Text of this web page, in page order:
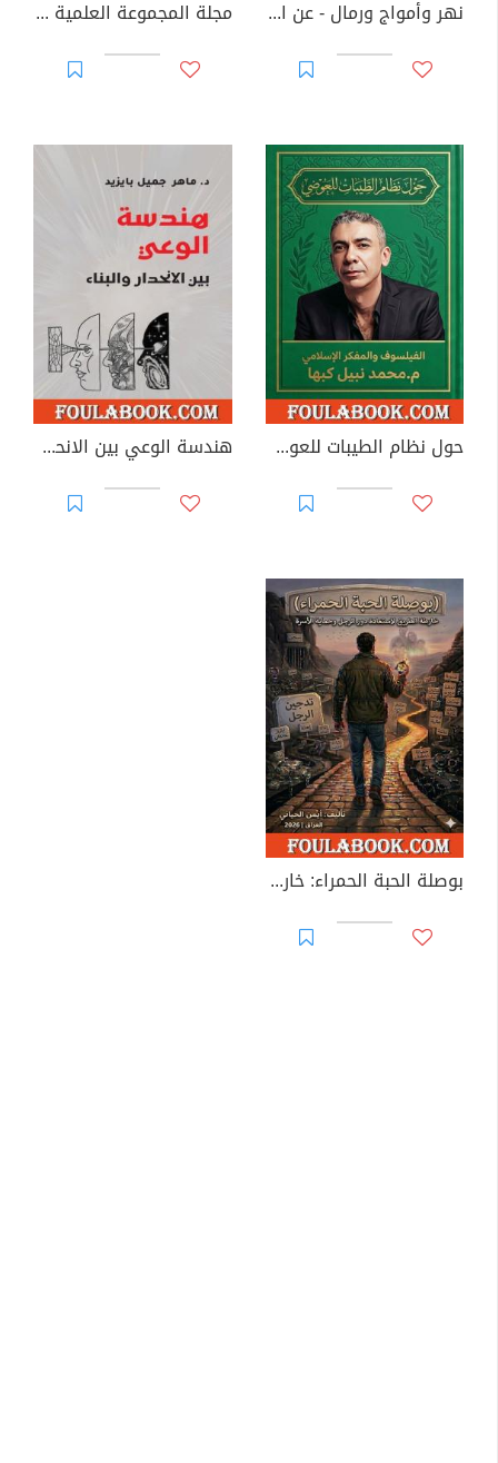
نهر وأمواج ورمال - عن الغربة والثقافة والمثقفين مجلة المجموعة العلمية - العدد الرابع
حول نظام الطيبات للعوضي هندسة الوعي بين الانحدار والبناء
بوصلة الحبة الحمراء: خارطة الطريق لاستعادة دور الرجل وحماية الأسرة